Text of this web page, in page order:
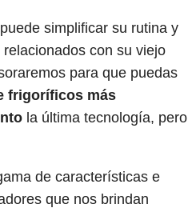
simplificar su rutina y
con su viejo
para que puedas
frigoríficos más
la última tecnología, pero
de características e
que nos brindan